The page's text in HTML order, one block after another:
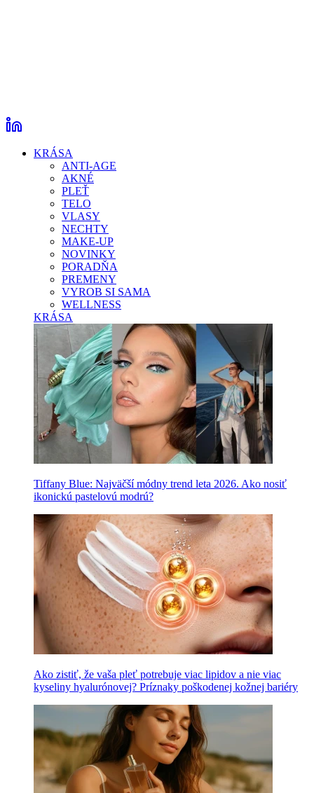
KRÁSA
ANTI-AGE
AKNÉ
PLEŤ
TELO
VLASY
NECHTY
MAKE-UP
NOVINKY
PORADŇA
PREMENY
VYROB SI SAMA
WELLNESS
KRÁSA
Tiffany Blue: Najväčší módny trend leta 2026. Ako nosiť
ikonickú pastelovú modrú?
Ako zistiť, že vaša pleť potrebuje viac lipidov a nie viac
kyseliny hyalurónovej? Príznaky poškodenej kožnej bariéry